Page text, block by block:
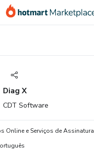
Diag X
CDT Software
Online e Serviços de Assinatura